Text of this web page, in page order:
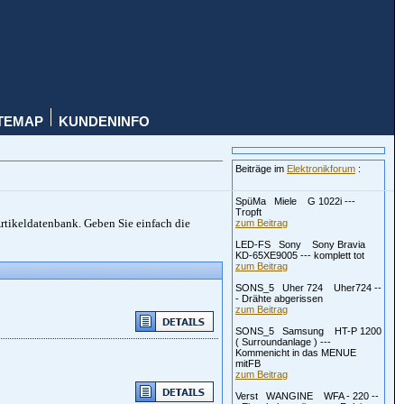
KUNDENINFO
Geben Sie einfach die
Beiträge im Elektronikforum :
SpüMa Miele G 1022i ---
Tropft
zum Beitrag
LED-FS Sony Sony Bravia
KD-65XE9005 --- komplett tot
zum Beitrag
SONS_5 Uher 724 Uher724 --
- Drähte abgerissen
zum Beitrag
SONS_5 Samsung HT-P 1200
( Surroundanlage ) ---
Kommenicht in das MENUE
mitFB
zum Beitrag
Verst WANGINE WFA - 220 --